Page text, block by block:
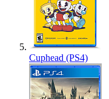
Cuphead (PS4)